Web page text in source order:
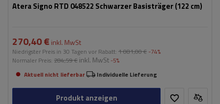
Atera Signo RTD 048522 Schwarzer Basisträger (122 cm)
270,40 € inkl. MwSt
Niedrigster Preis in 30 Tagen vor Rabatt: 1 081,00 € -74%
Normaler Preis: 284,59 € inkl. MwSt -5%
Aktuell nicht lieferbar
Individuelle Lieferung
Produkt anzeigen